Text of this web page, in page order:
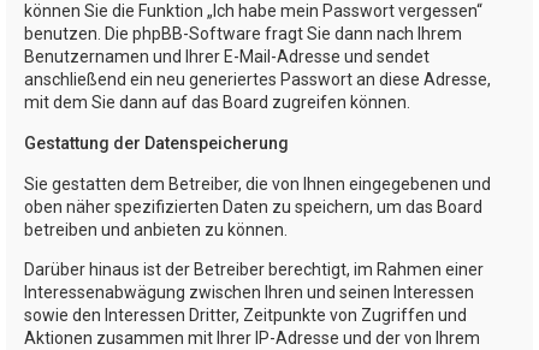
können Sie die Funktion „Ich habe mein Passwort vergessen“
benutzen. Die phpBB-Software fragt Sie dann nach Ihrem
Benutzernamen und Ihrer E-Mail-Adresse und sendet
anschließend ein neu generiertes Passwort an diese Adresse,
mit dem Sie dann auf das Board zugreifen können.
Gestattung der Datenspeicherung
Sie gestatten dem Betreiber, die von Ihnen eingegebenen und
oben näher spezifizierten Daten zu speichern, um das Board
betreiben und anbieten zu können.
Darüber hinaus ist der Betreiber berechtigt, im Rahmen einer
Interessenabwägung zwischen Ihren und seinen Interessen
sowie den Interessen Dritter, Zeitpunkte von Zugriffen und
Aktionen zusammen mit Ihrer IP-Adresse und der von Ihrem